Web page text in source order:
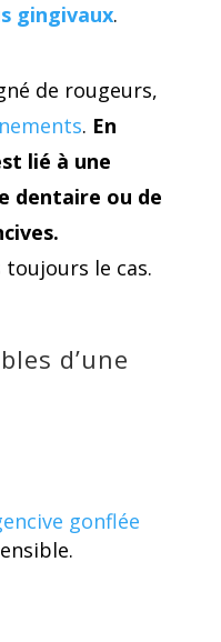
gingivaux.
de rougeurs,
. En
lié à une
dentaire ou de
toujours le cas.
d’une
gonflée